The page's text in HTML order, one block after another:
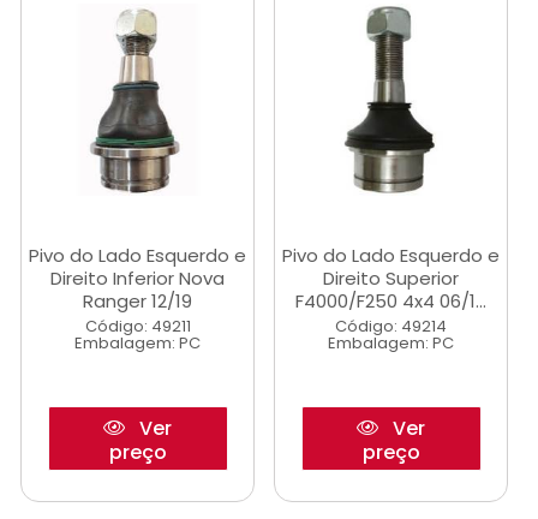
Pivo do Lado Esquerdo e
Direito Inferior Nova
Ranger 12/19
Código: 49211
Embalagem: PC
Ver
preço
Pivo do Lado Esquerdo e
Direito Superior
F4000/F250 4x4 06/1...
Código: 49214
Embalagem: PC
Ver
preço